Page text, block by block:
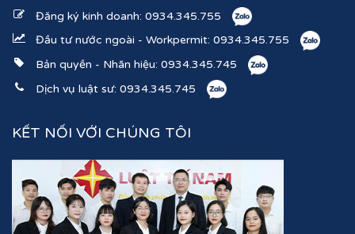
Đăng ký kinh doanh: 0934.345.755
Đầu tư nước ngoài - Workpermit: 0934.345.755
Bản quyền - Nhãn hiệu: 0934.345.745
Dịch vụ luật sư: 0934.345.745
KẾT NỐI VỚI CHÚNG TÔI